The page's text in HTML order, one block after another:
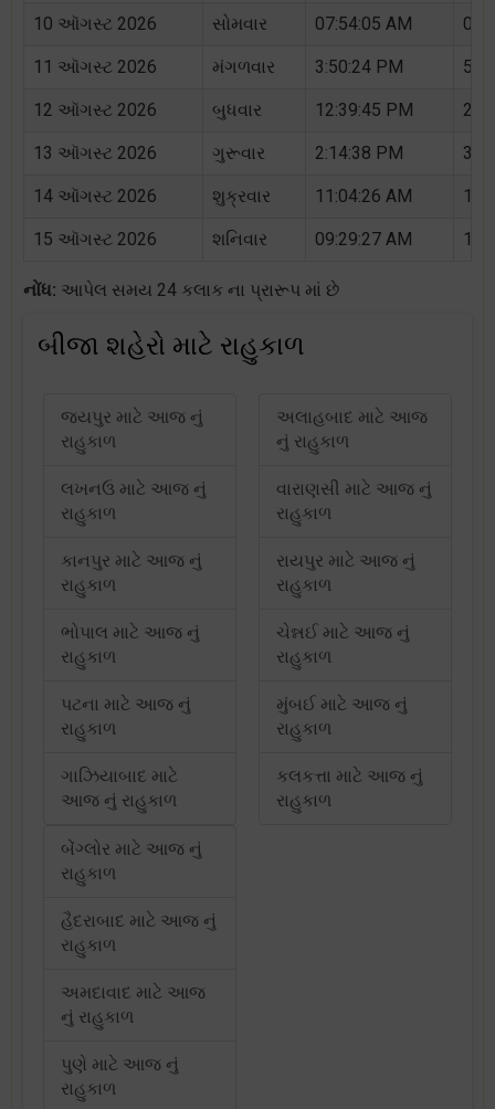
10 ઑગસ્ટ 2026 સોમવાર 07:54:05 AM
11 ઑગસ્ટ 2026 મંગળવાર 3:50:24 PM
12 ઑગસ્ટ 2026 બુધવાર 12:39:45 PM
13 ઑગસ્ટ 2026 ગુરૂવાર 2:14:38 PM
14 ઑગસ્ટ 2026 શુક્રવાર 11:04:26 AM
15 ઑગસ્ટ 2026 શનિવાર 09:29:27 AM
નોંધ: આપેલ સમય 24 કલાક ના પ્રારૂપ માં છે
બીજા શહેરો માટે રાહુકાળ
જયપુર માટે આજ નું
રાહુકાળ
લખનઉ માટે આજ નું
રાહુકાળ
કાનપુર માટે આજ નું
રાહુકાળ
ભોપાલ માટે આજ નું
રાહુકાળ
પટના માટે આજ નું
રાહુકાળ
ગાઝિયાબાદ માટે
આજ નું રાહુકાળ
અલાહબાદ માટે આજ
નું રાહુકાળ
વારાણસી માટે આજ નું
રાહુકાળ
રાયપુર માટે આજ નું
રાહુકાળ
ચેન્નઈ માટે આજ નું
રાહુકાળ
મુંબઈ માટે આજ નું
રાહુકાળ
કલકત્તા માટે આજ નું
રાહુકાળ
બેંગ્લોર માટે આજ નું
રાહુકાળ
હૈદરાબાદ માટે આજ નું
રાહુકાળ
અમદાવાદ માટે આજ
નું રાહુકાળ
પુણે માટે આજ નું
રાહુકાળ